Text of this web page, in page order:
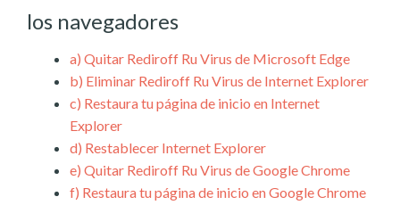
los navegadores
a) Quitar Rediroff Ru Virus de Microsoft Edge
b) Eliminar Rediroff Ru Virus de Internet Explorer
c) Restaura tu página de inicio en Internet
Explorer
d) Restablecer Internet Explorer
e) Quitar Rediroff Ru Virus de Google Chrome
f) Restaura tu página de inicio en Google Chrome